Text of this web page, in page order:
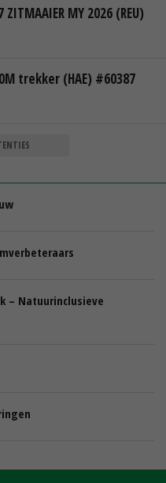
ZITMAAIER MY 2026 (REU)
trekker (HAE) #60387
– Natuurinclusieve